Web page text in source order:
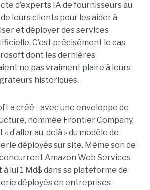
d’experts IA de fournisseurs au
leurs clients pour les aider à
et déployer des services
C’est précisément le cas
dont les dernières
ne pas vraiment plaire à leurs
historiques.
a créé - avec une enveloppe de
nommée Frontier Company,
d’aller au-delà » du modèle de
déployés sur site. Même son de
Amazon Web Services
lui 1 Md$ dans sa plateforme de
déployés en entreprises